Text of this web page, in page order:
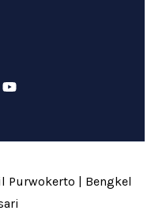
Purwokerto | Bengkel